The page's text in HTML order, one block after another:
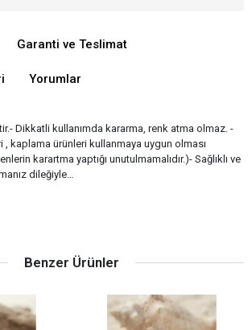
Garanti ve Teslimat
Yorumlar
Dikkatli kullanımda kararma, renk atma olmaz. -
, kaplama ürünleri kullanmaya uygun olması
karartma yaptığı unutulmamalıdır.)- Sağlıklı ve
dileğiyle…
Benzer Ürünler